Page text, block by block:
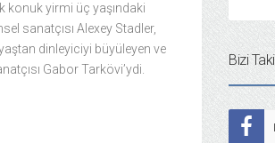
konuk yirmi üç yaşındaki
sanatçısı Alexey Stadler,
dinleyiciyi büyüleyen ve
Gabor Tarkövi’ydi.
Bizi